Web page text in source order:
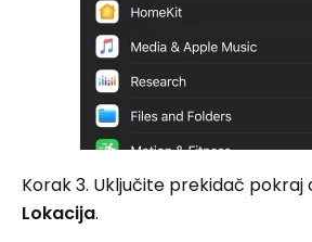
Korak 3. Uključite prekidač pokraj
Lokacija.